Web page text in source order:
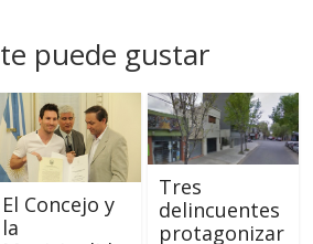
puede gustar
El Concejo y
la
Tres
delincuentes
protagonizar